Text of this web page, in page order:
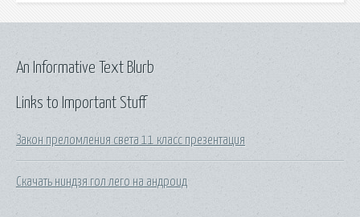
Links to Important Stuff
Закон преломления света 11 класс презентация
Скачать ниндзя гол лего на андроид
An Informative Text Blurb